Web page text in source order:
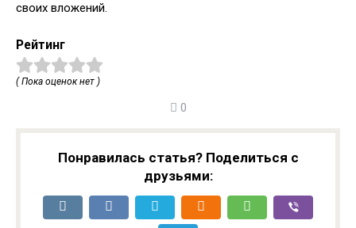
своих вложений.
Рейтинг
( Пока оценок нет )
0
Понравилась статья? Поделиться с
друзьями: